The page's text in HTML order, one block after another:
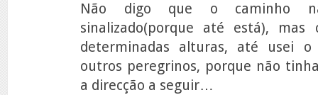
Não digo que o caminho
sinalizado(porque até está), mas
determinadas alturas, até usei o
outros peregrinos, porque não
a direcção a seguir…